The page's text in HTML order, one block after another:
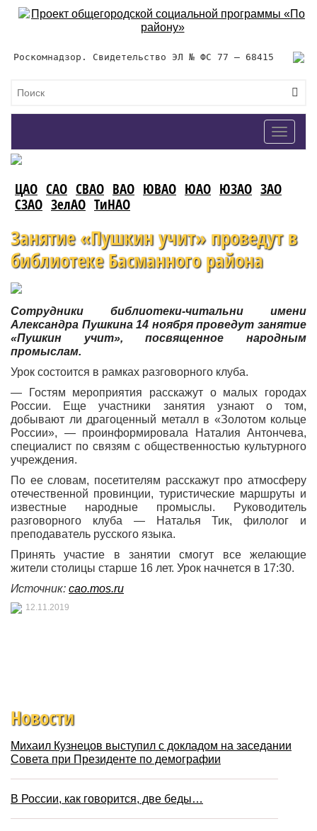
Роскомнадзор. Свидетельство ЭЛ № ФС 77 – 68415
Toggle
ЦАО САО СВАО ВАО ЮВАО ЮАО ЮЗАО ЗАО
СЗАО ЗелАО ТиНАО
Занятие «Пушкин учит» проведут в
библиотеке Басманного района
Сотрудники библиотеки-читальни имени
Александра Пушкина 14 ноября проведут занятие
«Пушкин учит», посвященное народным
промыслам.
Урок состоится в рамках разговорного клуба.
— Гостям мероприятия расскажут о малых городах
России. Еще участники занятия узнают о том,
добывают ли драгоценный металл в «Золотом кольце
России», — проинформировала Наталия Антончева,
специалист по связям с общественностью культурного
учреждения.
По ее словам, посетителям расскажут про атмосферу
отечественной провинции, туристические маршруты и
известные народные промыслы. Руководитель
разговорного клуба — Наталья Тик, филолог и
преподаватель русского языка.
Принять участие в занятии смогут все желающие
жители столицы старше 16 лет. Урок начнется в 17:30.
Источник: cao.mos.ru
12.11.2019
Новости
Михаил Кузнецов выступил с докладом на заседании
Совета при Президенте по демографии
В России, как говорится, две беды…